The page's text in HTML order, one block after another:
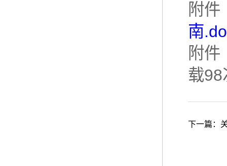
附件
南
附件
载98
下一篇：